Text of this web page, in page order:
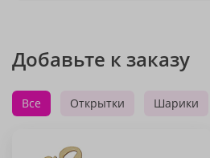
Добавьте к заказу
Все Открытки Шарики